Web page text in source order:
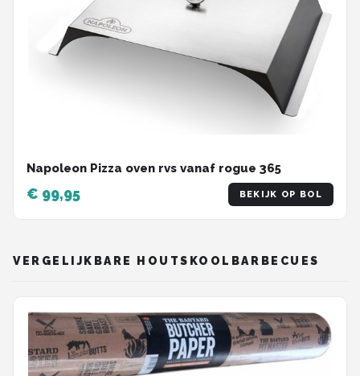
Napoleon Pizza oven rvs vanaf rogue 365
€ 99,95 BEKIJK OP BOL
VERGELIJKBARE HOUTSKOOLBARBECUES